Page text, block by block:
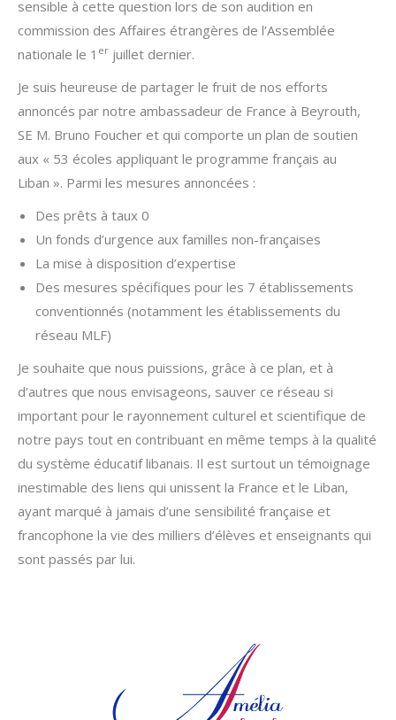
sensible à cette question lors de son audition en
commission des Affaires étrangères de l’Assemblée
nationale le 1 er juillet dernier.
Je suis heureuse de partager le fruit de nos efforts
annoncés par notre ambassadeur de France à Beyrouth,
SE M. Bruno Foucher et qui comporte un plan de soutien
aux « 53 écoles appliquant le programme français au
Liban ». Parmi les mesures annoncées :
Des prêts à taux 0
Un fonds d’urgence aux familles non-françaises
La mise à disposition d’expertise
Des mesures spécifiques pour les 7 établissements
conventionnés (notamment les établissements du
réseau MLF)
Je souhaite que nous puissions, grâce à ce plan, et à
d’autres que nous envisageons, sauver ce réseau si
important pour le rayonnement culturel et scientifique de
notre pays tout en contribuant en même temps à la qualité
du système éducatif libanais. Il est surtout un témoignage
inestimable des liens qui unissent la France et le Liban,
ayant marqué à jamais d’une sensibilité française et
francophone la vie des milliers d’élèves et enseignants qui
sont passés par lui.